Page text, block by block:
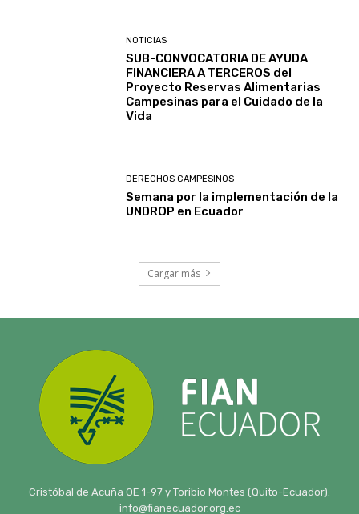
NOTICIAS
SUB-CONVOCATORIA DE AYUDA
FINANCIERA A TERCEROS del
Proyecto Reservas Alimentarias
Campesinas para el Cuidado de la
Vida
DERECHOS CAMPESINOS
Semana por la implementación de la
UNDROP en Ecuador
Cargar más
Cristóbal de Acuña OE 1-97 y Toribio Montes (Quito-Ecuador).
info@fianecuador.org.ec